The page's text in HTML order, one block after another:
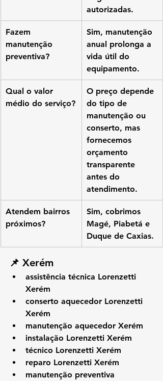
autorizadas.
Fazem
manutenção
preventiva?
Sim, manutenção
anual prolonga a
vida útil do
equipamento.
Qual o valor
médio do serviço?
O preço depende
do tipo de
manutenção ou
conserto, mas
fornecemos
orçamento
transparente
antes do
atendimento.
Atendem bairros
próximos?
Sim, cobrimos
Magé, Piabetá e
Duque de Caxias.
📌 Xerém
assistência técnica Lorenzetti
Xerém
conserto aquecedor Lorenzetti
Xerém
manutenção aquecedor Xerém
instalação Lorenzetti Xerém
técnico Lorenzetti Xerém
reparo Lorenzetti Xerém
manutenção preventiva